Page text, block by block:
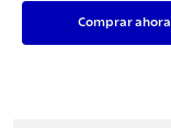
Comprar ahora